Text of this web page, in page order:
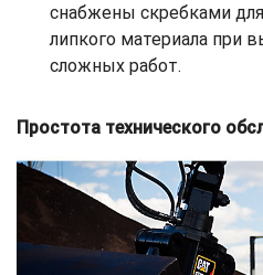
снабжены скребками
липкого материала при
сложных работ.
Простота технического